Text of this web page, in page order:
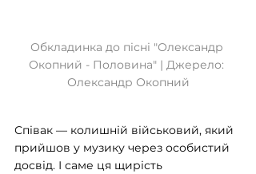
Обкладинка до пісні "Олександр
Окопний - Половина" | Джерело:
Олександр Окопний
Співак — колишній військовий, який
прийшов у музику через особистий
досвід. І саме ця щирість